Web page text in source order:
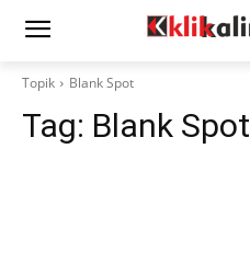
Topik Blank Spot
Tag: Blank Spot